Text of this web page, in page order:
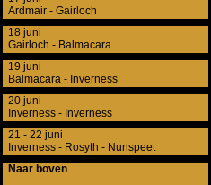
Ardmair - Gairloch
18 juni
Gairloch - Balmacara
19 juni
Balmacara - Inverness
20 juni
Inverness - Inverness
21 - 22 juni
Inverness - Rosyth - Nunspeet
Naar boven